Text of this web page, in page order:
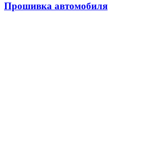
Прошивка автомобиля